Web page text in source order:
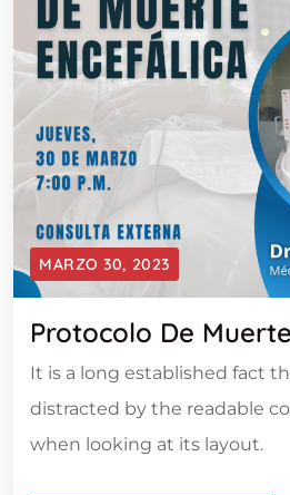
MARZO 30, 2023
Protocolo De
It is a long established fact
distracted by the readable
when looking at its layout.